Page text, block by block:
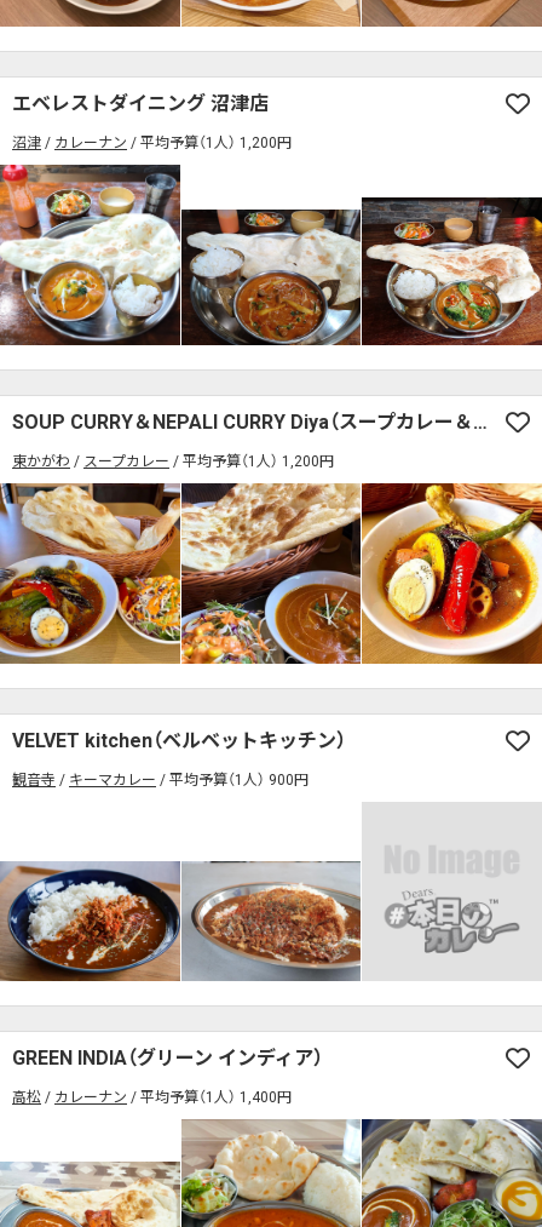
エベレストダイニング 沼津店
沼津 カレーナン 平均予算（1人） 1,200円
SOUP CURRY＆NEPALI CURRY Diya（スープカレー＆ネパールカレー ディーヤ）
東かがわ スープカレー 平均予算（1人） 1,200円
VELVET kitchen（ベルベットキッチン）
観音寺 キーマカレー 平均予算（1人） 900円
GREEN INDIA（グリーン インディア）
高松 カレーナン 平均予算（1人） 1,400円